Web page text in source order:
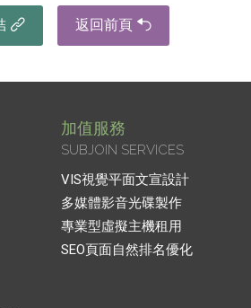
返回前頁
加值服務
SUBJOIN SERVICES
VIS視覺平面文宣設計
多媒體影音光碟製作
專業型虛擬主機租用
SEO頁面自然排名優化